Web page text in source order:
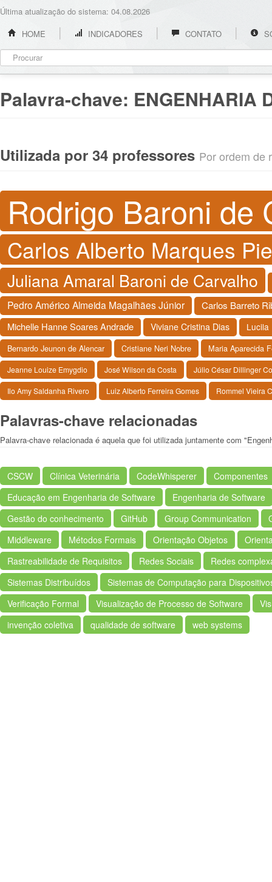
Última atualização do sistema: 04.08.2026
HOME
INDICADORES CONTATO
Palavra-chave: ENGENHARIA
Utilizada por 34 professores Por ordem de
Rodrigo Baroni de
Carlos Alberto Marques
Juliana Amaral Baroni de Carvalho
Pedro Américo Almeida Magalhães Júnior
Carlos Barreto
Michelle Hanne Soares Andrade
Viviane Cristina Dias Lucila
Bernardo Jeunon de Alencar Cristiane Neri Nobre Maria Aparecida
Jeanne Louize Emygdio José Wilson da Costa Júlio César Dillinger
Ilo Amy Saldanha Rivero Luiz Alberto Ferreira Gomes Rommel Vieira
Palavras-chave relacionadas
Palavra-chave relacionada é aquela que foi utilizada juntamente com
CSCW Clínica Veterinária CodeWhisperer
Componentes
Educação em Engenharia de Software
Engenharia de Software
Gestão do conhecimento
GitHub Group Communication
Middleware
Métodos Formais Orientação Objetos
Rastreabilidade de Requisitos
Redes Sociais
Redes
Sistemas Distribuídos
Sistemas de Computação para
Verificação Formal
Visualização de Processo de Software
invenção coletiva
qualidade de software web systems